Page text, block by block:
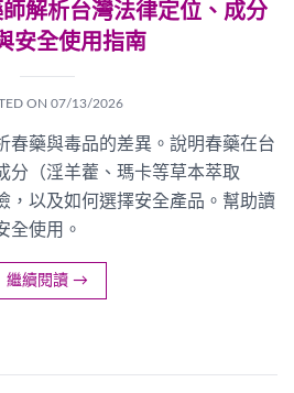
解析台灣法律定位、成分
安全使用指南
ON 07/13/2026
春藥與毒品的差異。說明春藥在台
分（淫羊藿、瑪卡等草本萃取
，以及如何選擇安全產品。幫助讀
全使用。
繼續閱讀 →